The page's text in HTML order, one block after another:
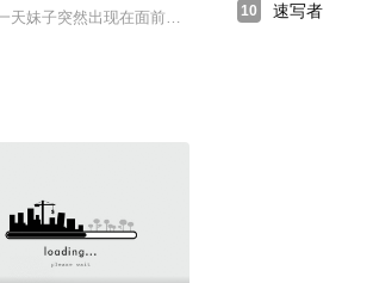
表面上却不动声色。东国和西国已陷入冷战长
，汇聚着来自世界各地价值连城的宝藏。收获祭即
天妹子突然出现在面前，无厘头的举动，带来无尽
10 速写者